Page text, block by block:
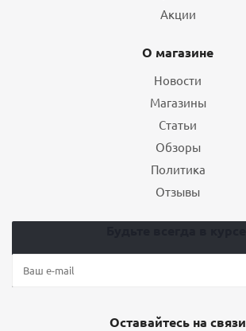
Акции
О магазине
Новости
Магазины
Статьи
Обзоры
Политика
Отзывы
Оставайтесь на связи